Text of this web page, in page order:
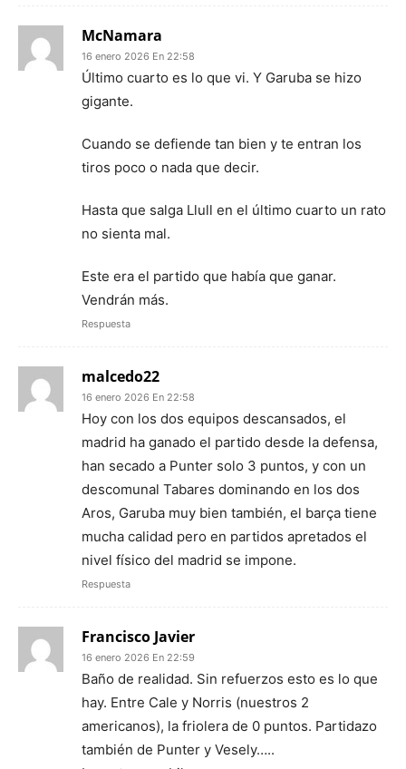
McNamara
16 enero 2026 En 22:58
Último cuarto es lo que vi. Y Garuba se hizo
gigante.
Cuando se defiende tan bien y te entran los
tiros poco o nada que decir.
Hasta que salga Llull en el último cuarto un rato
no sienta mal.
Este era el partido que había que ganar.
Vendrán más.
Respuesta
malcedo22
16 enero 2026 En 22:58
Hoy con los dos equipos descansados, el
madrid ha ganado el partido desde la defensa,
han secado a Punter solo 3 puntos, y con un
descomunal Tabares dominando en los dos
Aros, Garuba muy bien también, el barça tiene
mucha calidad pero en partidos apretados el
nivel físico del madrid se impone.
Respuesta
Francisco Javier
16 enero 2026 En 22:59
Baño de realidad. Sin refuerzos esto es lo que
hay. Entre Cale y Norris (nuestros 2
americanos), la friolera de 0 puntos. Partidazo
también de Punter y Vesely…..